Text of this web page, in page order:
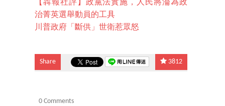
【犇報社評】政黨法實施，人民將淪為政
治菁英選舉動員的工具
川普政府「斷供」世衛惹眾怒
Share 3812
0 Comments